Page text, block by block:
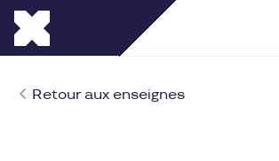
Retour aux enseignes